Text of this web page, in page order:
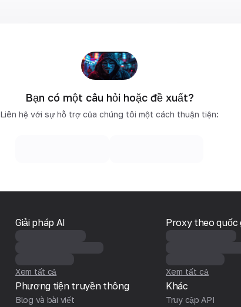
Bạn có một câu hỏi hoặc đề xuất?
Liên hệ với sự hỗ trợ của chúng tôi một cách thuận tiện:
Giải pháp AI
Xem tất cả
Phương tiện truyền thông
Blog và bài viết
Proxy theo quốc
Xem tất cả
Khác
Truy cập API